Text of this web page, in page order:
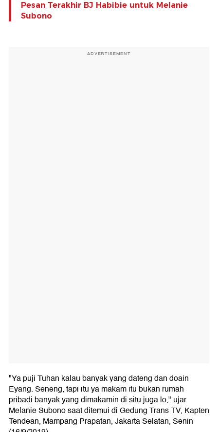
Pesan Terakhir BJ Habibie untuk Melanie
Subono
ADVERTISEMENT
"Ya puji Tuhan kalau banyak yang dateng dan doain
Eyang. Seneng, tapi itu ya makam itu bukan rumah
pribadi banyak yang dimakamin di situ juga lo," ujar
Melanie Subono saat ditemui di Gedung Trans TV, Kapten
Tendean, Mampang Prapatan, Jakarta Selatan, Senin